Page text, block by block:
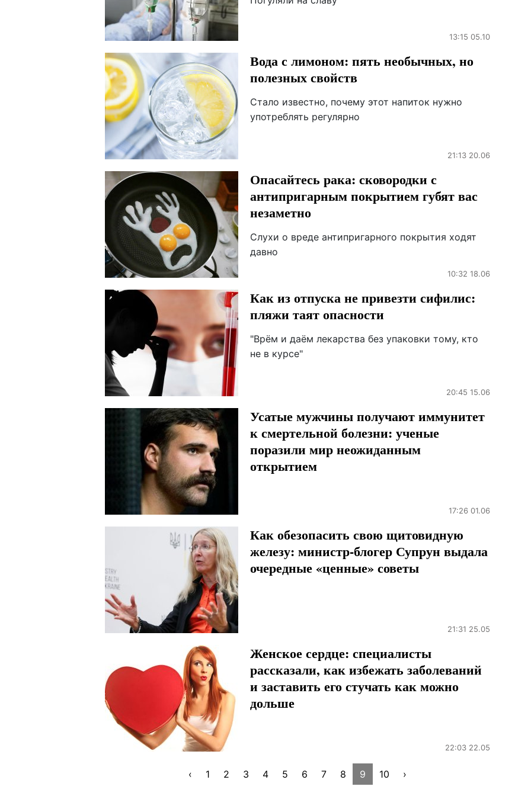
13:15 05.10
Вода с лимоном: пять необычных, но
полезных свойств
Стало известно, почему этот напиток нужно
употреблять регулярно
21:13 20.06
Опасайтесь рака: сковородки с
антипригарным покрытием губят вас
незаметно
Слухи о вреде антипригарного покрытия ходят
давно
10:32 18.06
Как из отпуска не привезти сифилис:
пляжи таят опасности
"Врём и даём лекарства без упаковки тому, кто
не в курсе"
20:45 15.06
Усатые мужчины получают иммунитет
к смертельной болезни: ученые
поразили мир неожиданным
открытием
17:26 01.06
Как обезопасить свою щитовидную
железу: министр-блогер Супрун выдала
очередные «ценные» советы
21:31 25.05
Женское сердце: специалисты
рассказали, как избежать заболеваний
и заставить его стучать как можно
дольше
22:03 22.05
‹ 1 2 3 4 5 6 7 8 9 10 ›